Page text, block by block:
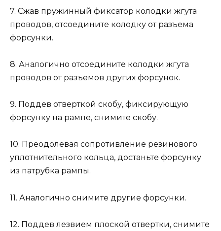
7. Сжав пружинный фиксатор колодки жгута
проводов, отсоедините колодку от разъема
форсунки.
8. Аналогично отсоедините колодки жгута
проводов от разъемов других форсунок.
9. Поддев отверткой скобу, фиксирующую
форсунку на рампе, снимите скобу.
10. Преодолевая сопротивление резинового
уплотнительного кольца, достаньте форсунку
из патрубка рампы.
11. Аналогично снимите другие форсунки.
12. Поддев лезвием плоской отвертки, снимите